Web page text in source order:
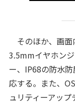
そのほか、画面
3.5mmイヤホン
ー、IP68の防水
応する。また、
ュリティーアップ